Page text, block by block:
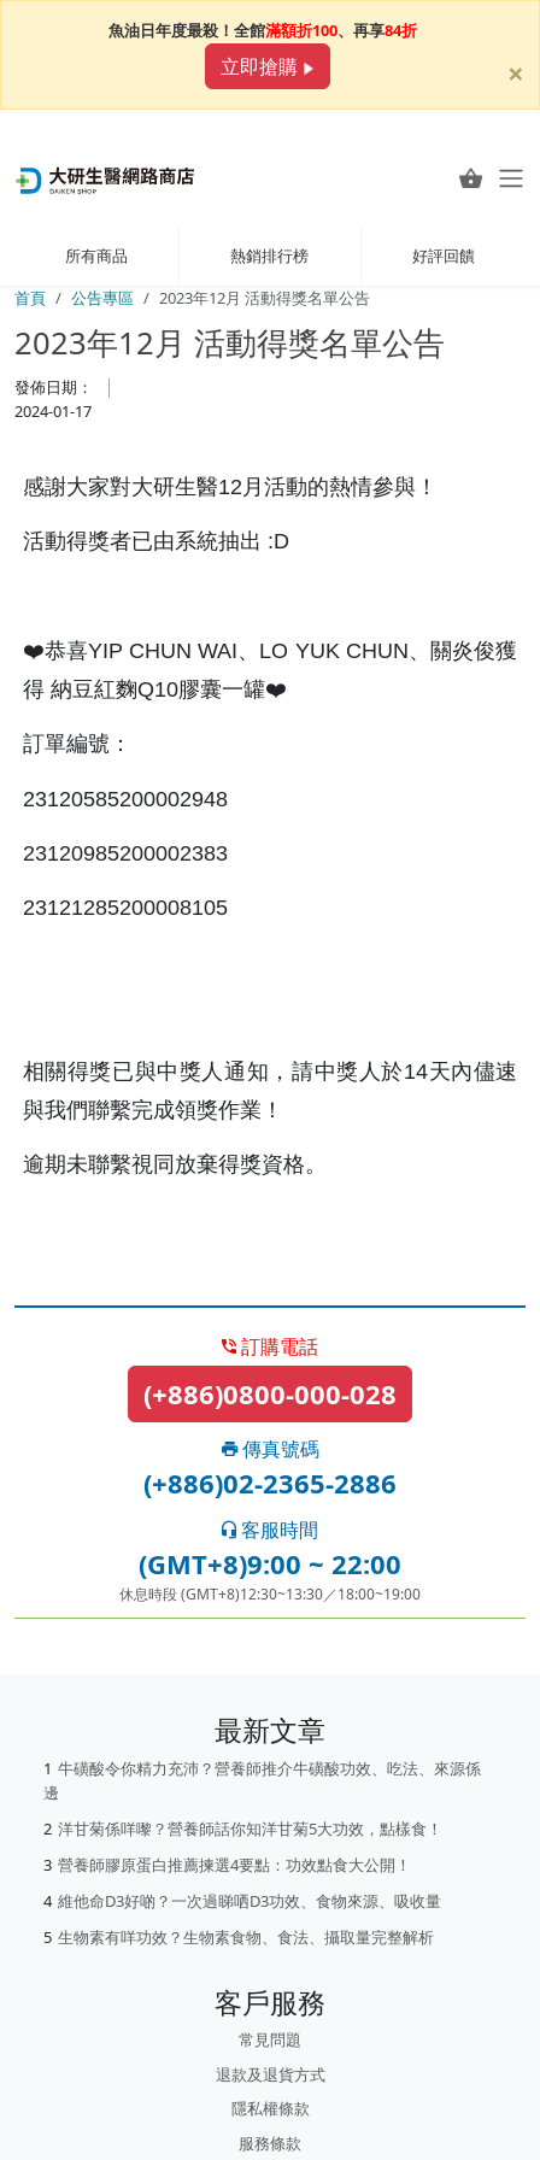
魚油日年度最殺！全館滿額折100、再享84折
立即搶購 ×
所有商品 熱銷排行榜
好評回饋
首頁
公告專區 2023年12月 活動得獎名單公告
2023年12月 活動得獎名單公告
發佈日期：
2024-01-17
感謝大家對大研生醫12月活動的熱情參與！
活動得獎者已由系統抽出 :D
❤️恭喜YIP CHUN WAI、LO YUK CHUN、關炎俊獲
得 納豆紅麴Q10膠囊一罐❤️
訂單編號：
23120585200002948
23120985200002383
23121285200008105
相關得獎已與中獎人通知，請中獎人於14天內儘速
與我們聯繫完成領獎作業！
逾期未聯繫視同放棄得獎資格。
訂購電話
(+886)0800-000-028
傳真號碼
(+886)02-2365-2886
客服時間
(GMT+8)9:00 ~ 22:00
休息時段 (GMT+8)12:30~13:30／18:00~19:00
最新文章
牛磺酸令你精力充沛？營養師推介牛磺酸功效、吃法、來源係
邊
洋甘菊係咩嚟？營養師話你知洋甘菊5大功效，點樣食！
營養師膠原蛋白推薦揀選4要點：功效點食大公開！
維他命D3好啲？一次過睇哂D3功效、食物來源、吸收量
生物素有咩功效？生物素食物、食法、攝取量完整解析
客戶服務
常見問題
退款及退貨方式
隱私權條款
服務條款